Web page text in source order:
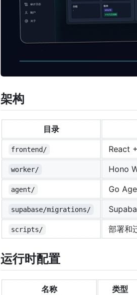
架构
目录
frontend/ React
worker/ Hono
agent/ Go
supabase/migrations/
scripts/ 部署和
运行时配置
名称 类型